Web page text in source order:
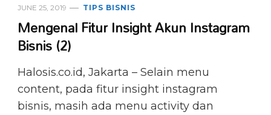
JUNE 25, 2019 TIPS BISNIS
Mengenal Fitur Insight Akun Instagram
Bisnis (2)
Halosis.co.id, Jakarta – Selain menu
content, pada fitur insight instagram
bisnis, masih ada menu activity dan